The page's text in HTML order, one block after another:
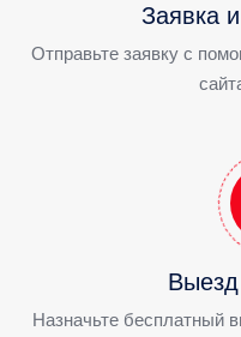
Заявка
Отправьте заявку с
Назначьте бесплатный